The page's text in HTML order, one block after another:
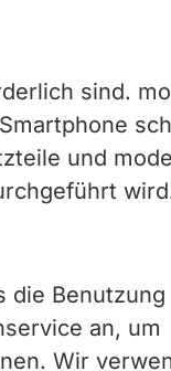
sind.
und
die Benutzung
an, um
Wir